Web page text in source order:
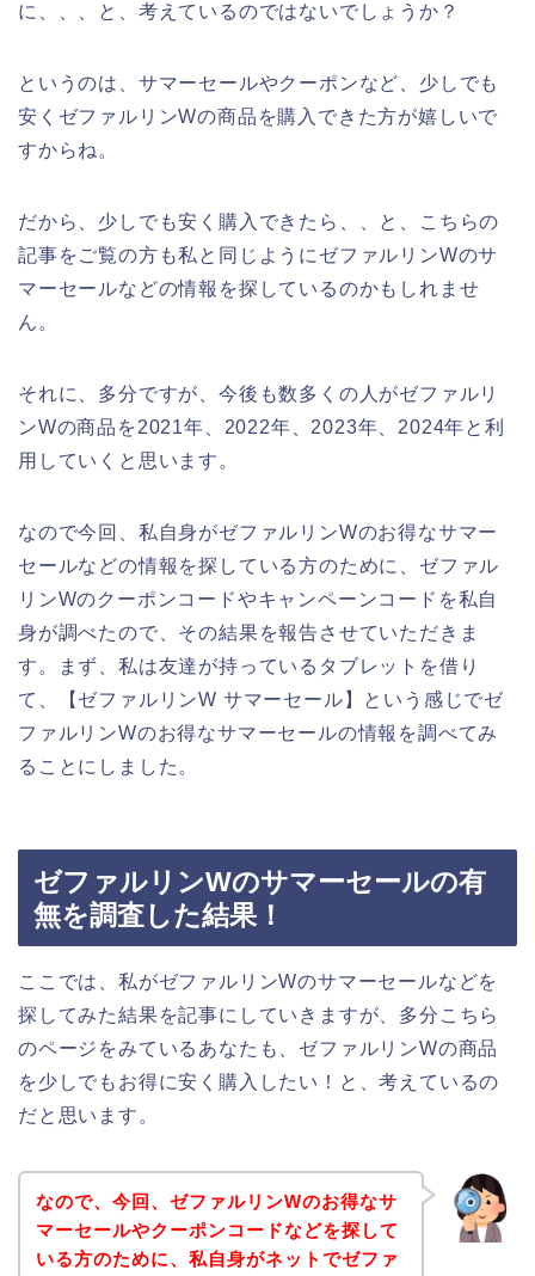
に、、、と、考えているのではないでしょうか？
というのは、サマーセールやクーポンなど、少しでも
安くゼファルリンWの商品を購入できた方が嬉しいで
すからね。
だから、少しでも安く購入できたら、、と、こちらの
記事をご覧の方も私と同じようにゼファルリンWのサ
マーセールなどの情報を探しているのかもしれませ
ん。
それに、多分ですが、今後も数多くの人がゼファルリ
ンWの商品を2021年、2022年、2023年、2024年と利
用していくと思います。
なので今回、私自身がゼファルリンWのお得なサマー
セールなどの情報を探している方のために、ゼファル
リンWのクーポンコードやキャンペーンコードを私自
身が調べたので、その結果を報告させていただきま
す。まず、私は友達が持っているタブレットを借り
て、【ゼファルリンW サマーセール】という感じでゼ
ファルリンWのお得なサマーセールの情報を調べてみ
ることにしました。
ゼファルリンWのサマーセールの有
無を調査した結果！
ここでは、私がゼファルリンWのサマーセールなどを
探してみた結果を記事にしていきますが、多分こちら
のページをみているあなたも、ゼファルリンWの商品
を少しでもお得に安く購入したい！と、考えているの
だと思います。
なので、今回、ゼファルリンWのお得なサ
マーセールやクーポンコードなどを探して
いる方のために、私自身がネットでゼファ